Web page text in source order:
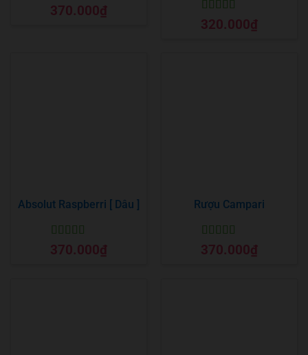
Được xếp
hạng55 sao
370.000₫
Được xếp
hạng55 sao
320.000₫
Absolut Raspberri [ Dâu ]
Được xếp
hạng55 sao
370.000₫
Rượu Campari
Được xếp
hạng55 sao
370.000₫